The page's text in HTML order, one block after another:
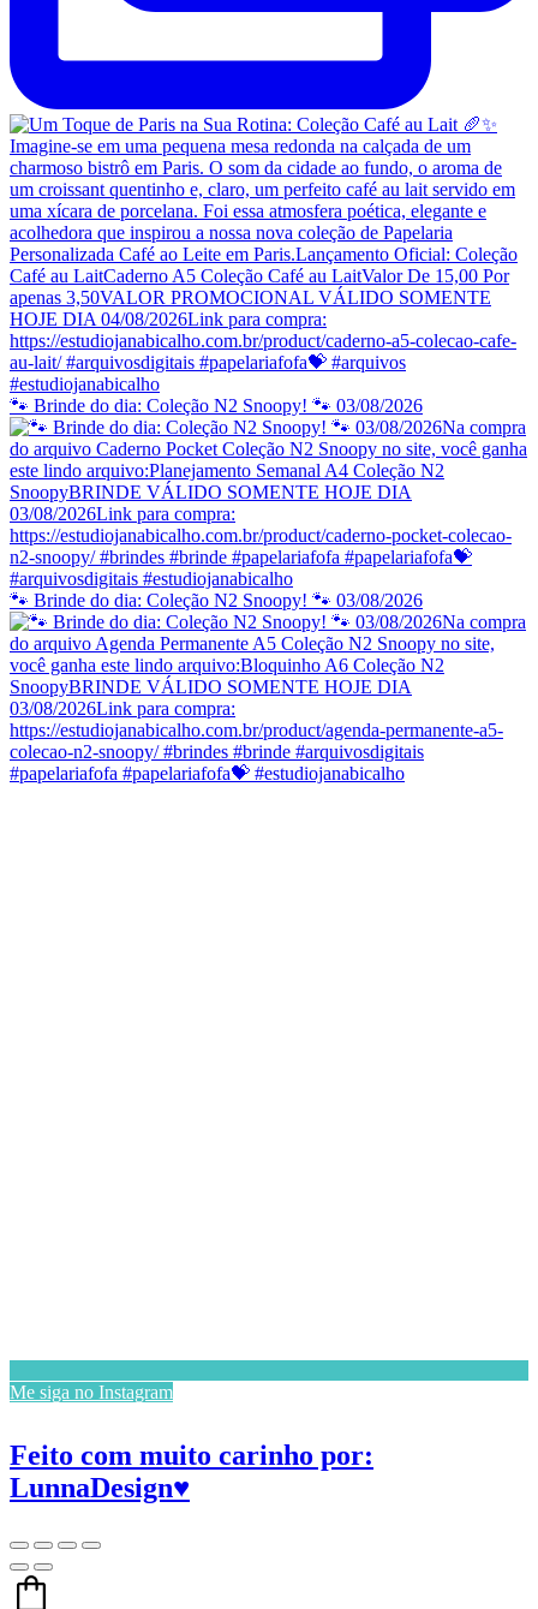
🐾 Brinde do dia: Coleção N2 Snoopy! 🐾 03/08/2026
🐾 Brinde do dia: Coleção N2 Snoopy! 🐾 03/08/2026
Me siga no Instagram
Feito com muito carinho por:
LunnaDesign♥